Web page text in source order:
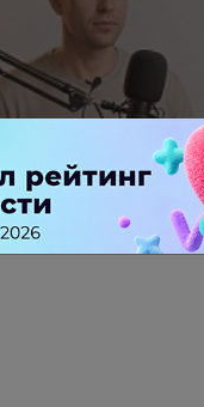
инфлюенс-
лет роста